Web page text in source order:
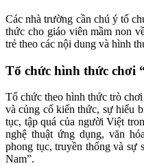
Các nhà trường cần chú ý tổ
thức cho giáo viên mầm non
trẻ theo các nội dung và hình
Tổ chức hình thức chơi
Tổ chức theo hình thức trò
và củng cố kiến thức, sự hiểu
tục, tập quá của người Việt
nghệ thuật ứng dụng, văn
phong tục, truyền thống và sự
Nam”.